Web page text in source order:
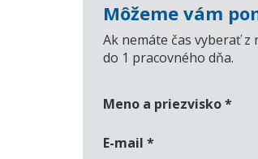
Môžeme vám
Ak nemáte čas vyberať
do 1 pracovného dňa.
Meno a priezvisko*
E-mail *